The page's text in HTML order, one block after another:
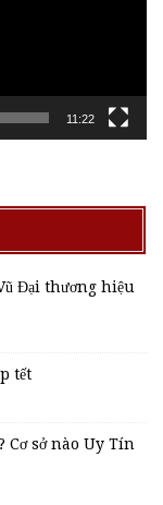
11:22
Đại thương hiệu
tết
Cơ sở nào Uy Tín